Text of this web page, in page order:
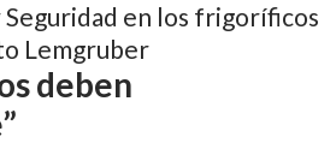
Seguridad en los frigoríficos
Lemgruber
deben